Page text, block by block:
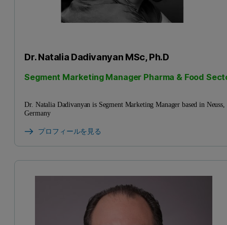
Dr. Natalia Dadivanyan MSc, Ph.D
Segment Marketing Manager Pharma & Food
Dr. Natalia Dadivanyan is Segment Marketing Manager based in Neuss,
Germany
プロフィールを見る